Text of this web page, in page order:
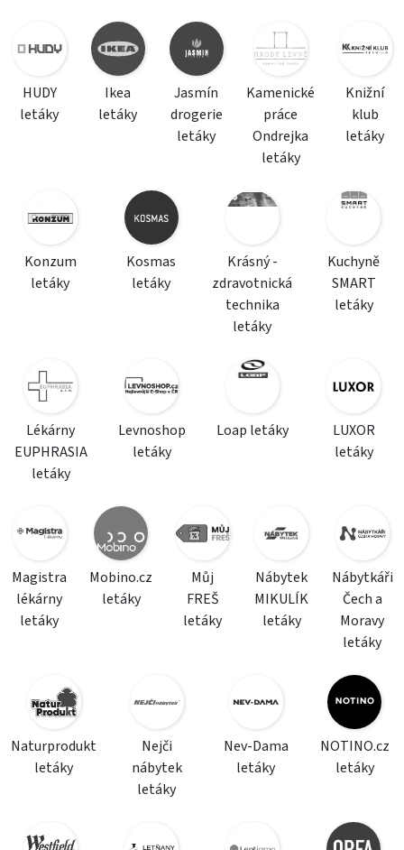
HUDY
letáky
Ikea
letáky
Jasmín
drogerie
letáky
Kamenické
práce
Ondrejka
letáky
Knižní
klub
letáky
Konzum
letáky
Kosmas
letáky
Krásný -
zdravotnická
technika
letáky
Kuchyně
SMART
letáky
Lékárny
EUPHRASIA
letáky
Levnoshop
letáky
Loap letáky
LUXOR
letáky
Magistra
lékárny
letáky
Mobino.cz
letáky
Můj
FREŠ
letáky
Nábytek
MIKULÍK
letáky
Nábytkáři
Čech a
Moravy
letáky
Naturprodukt
letáky
Nejči
nábytek
letáky
Nev-Dama
letáky
NOTINO.cz
letáky